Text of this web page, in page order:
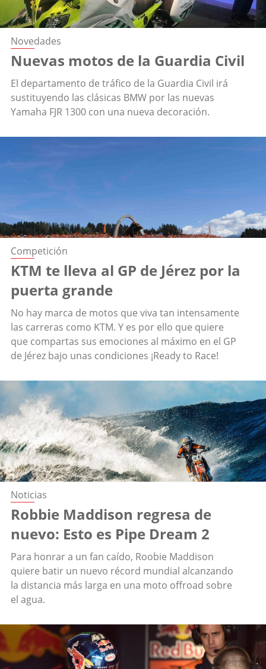
Novedades
Nuevas motos de la Guardia Civil
El departamento de tráfico de la Guardia Civil irá
sustituyendo las clásicas BMW por las nuevas
Yamaha FJR 1300 con una nueva decoración.
Competición
KTM te lleva al GP de Jérez por la
puerta grande
No hay marca de motos que viva tan intensamente
las carreras como KTM. Y es por ello que quiere
que compartas sus emociones al máximo en el GP
de Jérez bajo unas condiciones ¡Ready to Race!
Noticias
Robbie Maddison regresa de
nuevo: Esto es Pipe Dream 2
Para honrar a un fan caído, Roobie Maddison
quiere batir un nuevo récord mundial alcanzando
la distancia más larga en una moto offroad sobre
el agua.